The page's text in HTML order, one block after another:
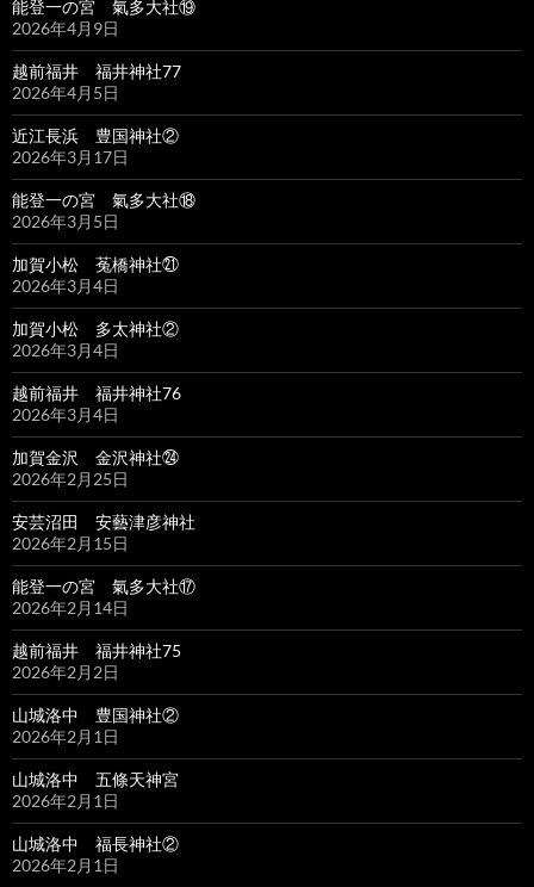
能登一の宮 氣多大社⑲
2026年4月9日
越前福井 福井神社77
2026年4月5日
近江長浜 豊国神社②
2026年3月17日
能登一の宮 氣多大社⑱
2026年3月5日
加賀小松 菟橋神社㉑
2026年3月4日
加賀小松 多太神社②
2026年3月4日
越前福井 福井神社76
2026年3月4日
加賀金沢 金沢神社㉔
2026年2月25日
安芸沼田 安藝津彦神社
2026年2月15日
能登一の宮 氣多大社⑰
2026年2月14日
越前福井 福井神社75
2026年2月2日
山城洛中 豊国神社②
2026年2月1日
山城洛中 五條天神宮
2026年2月1日
山城洛中 福長神社②
2026年2月1日